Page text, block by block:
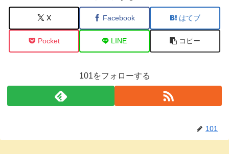
X Facebook はてブ
Pocket LINE コピー
101をフォローする
101